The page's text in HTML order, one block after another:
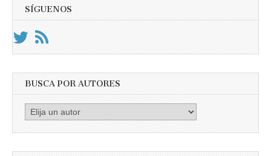
SÍGUENOS
BUSCA POR AUTORES
Busca